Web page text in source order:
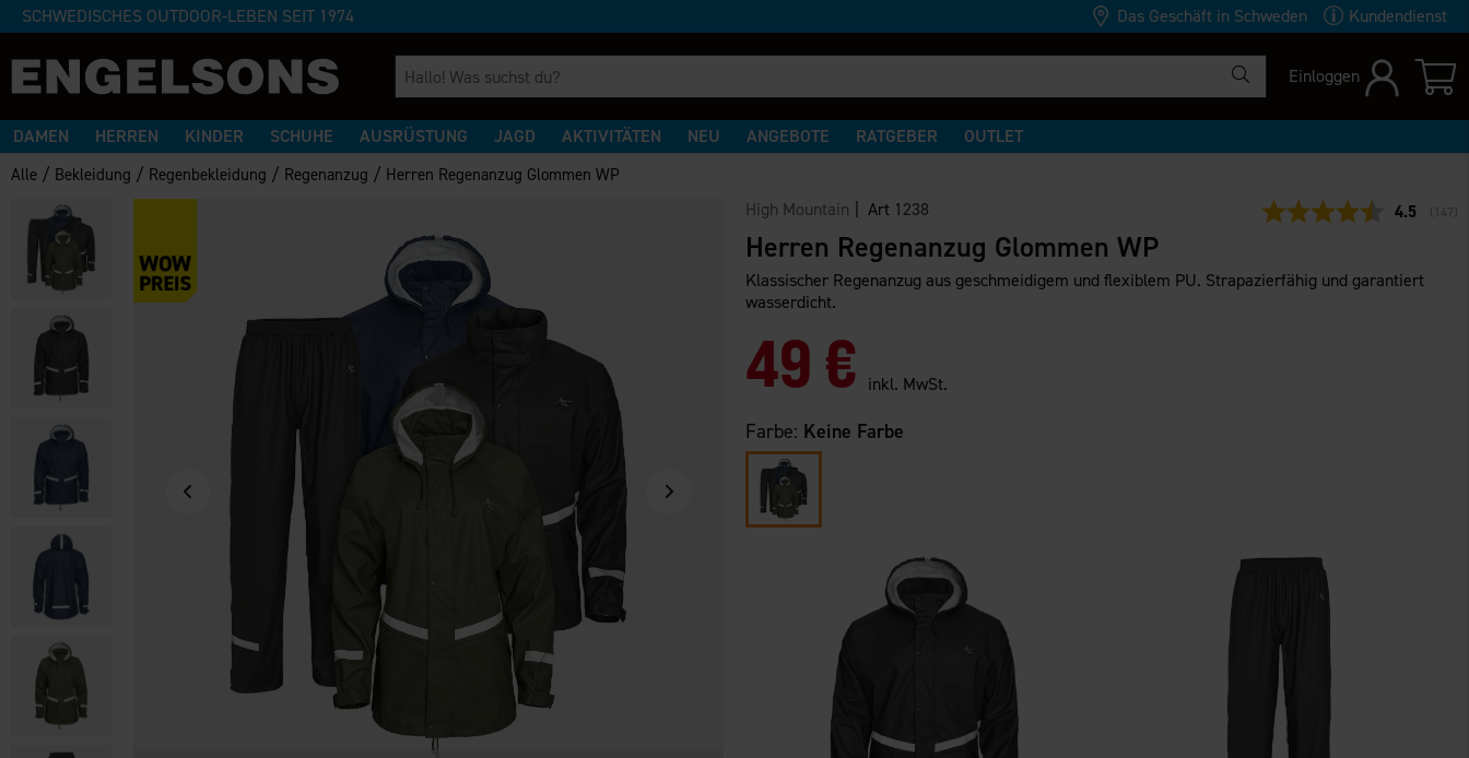
SCHWEDISCHES OUTDOOR-LEBEN SEIT 1974 Das Geschäft in Schweden Kundendienst
Einloggen
DAMEN HERREN KINDER SCHUHE AUSRÜSTUNG JAGD AKTIVITÄTEN NEU ANGEBOTE RATGEBER OUTLET
Alle / Bekleidung / Regenbekleidung / Regenanzug / Herren Regenanzug Glommen WP
High Mountain | Art 1238 4.5 ( 147
Herren Regenanzug Glommen WP
Klassischer Regenanzug aus geschmeidigem und flexiblem PU. Strapazierfähig und garantiert
wasserdicht.
49 € inkl. MwSt.
Farbe: Keine Farbe